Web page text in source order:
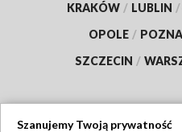
KRAKÓW / LUBLIN /
OPOLE /
SZCZECIN /
Szanujemy Twoją prywatność